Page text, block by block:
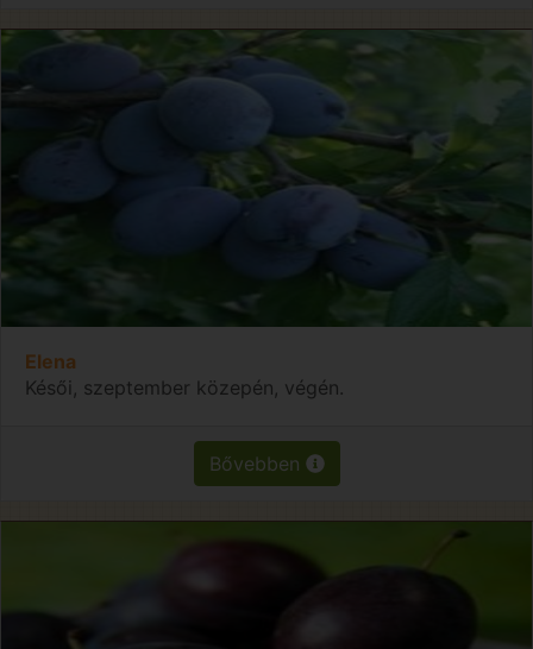
Elena
Késői, szeptember közepén, végén.
Bővebben